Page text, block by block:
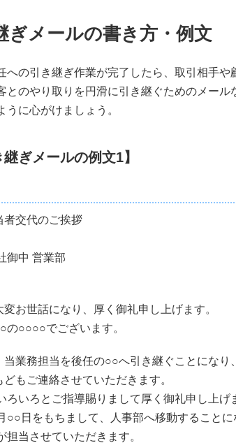
ぎメールの書き方・例文
への引き継ぎ作業が完了したら、取引相手や
とのやり取りを円滑に引き継ぐためのメー
うに心がけましょう。
継ぎメールの例文1】
者交代のご挨拶
御中 営業部
お世話になり、厚く御礼申し上げます。
の○○○○でございます。
当業務担当を後任の○○へ引き継ぐことになり、
どもご連絡させていただきます。
ろいろとご指導賜りまして厚く御礼申し上げ
○○日をもちまして、人事部へ移動することに
担当させていただきます。